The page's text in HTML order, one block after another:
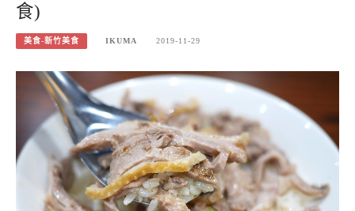
食)
美食-新竹美食 IKUMA 2019-11-29